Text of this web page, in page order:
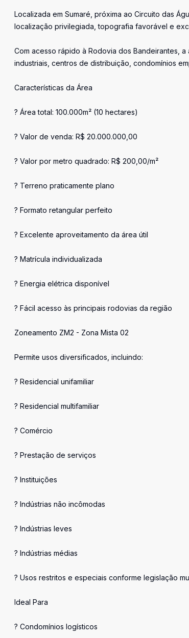
Localizada em Sumaré, próxima ao Circuito das
localização privilegiada, topografia favorável e
Com acesso rápido à Rodovia dos Bandeirantes,
industriais, centros de distribuição, condomínios
Características da Área
? Área total: 100.000m² (10 hectares)
? Valor de venda: R$ 20.000.000,00
? Valor por metro quadrado: R$ 200,00/m²
? Terreno praticamente plano
? Formato retangular perfeito
? Excelente aproveitamento da área útil
? Matrícula individualizada
? Energia elétrica disponível
? Fácil acesso às principais rodovias da região
Zoneamento ZM2 - Zona Mista 02
Permite usos diversificados, incluindo:
? Residencial unifamiliar
? Residencial multifamiliar
? Comércio
? Prestação de serviços
? Instituições
? Indústrias não incômodas
? Indústrias leves
? Indústrias médias
? Usos restritos e especiais conforme legislação
Ideal Para
? Condomínios logísticos